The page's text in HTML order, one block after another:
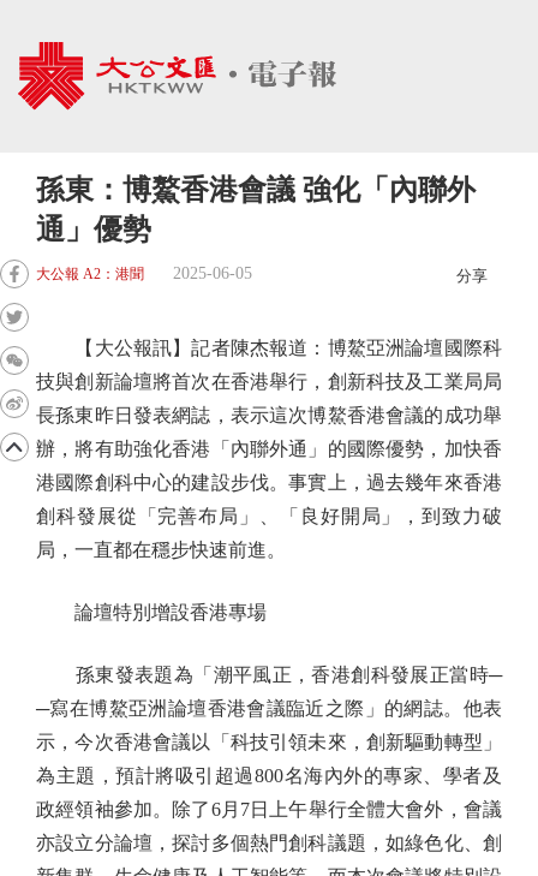
孫東：博鰲香港會議 強化「內聯外
通」優勢
大公報 A2：港聞 2025-06-05 分享
【大公報訊】記者陳杰報道：博鰲亞洲論壇國際科
技與創新論壇將首次在香港舉行，創新科技及工業局局
長孫東昨日發表網誌，表示這次博鰲香港會議的成功舉
辦，將有助強化香港「內聯外通」的國際優勢，加快香
港國際創科中心的建設步伐。事實上，過去幾年來香港
創科發展從「完善布局」、「良好開局」，到致力破
局，一直都在穩步快速前進。
論壇特別增設香港專場
孫東發表題為「潮平風正，香港創科發展正當時─
─寫在博鰲亞洲論壇香港會議臨近之際」的網誌。他表
示，今次香港會議以「科技引領未來，創新驅動轉型」
為主題，預計將吸引超過800名海內外的專家、學者及
政經領袖參加。除了6月7日上午舉行全體大會外，會議
亦設立分論壇，探討多個熱門創科議題，如綠色化、創